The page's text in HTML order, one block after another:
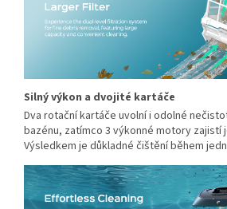
Silný výkon a dvojité kartáče
Dva rotační kartáče uvolní i odolné
bazénu, zatímco 3 výkonné motory zajistí
Výsledkem je důkladné čištění během